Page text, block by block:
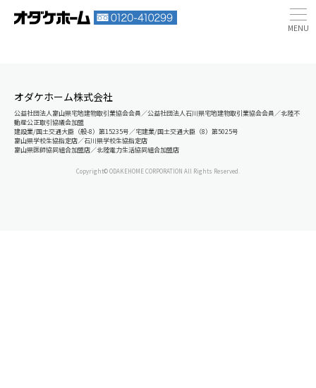
オダケホーム株式会社
公益社団法人富山県宅地建物取引業協会会員／公益社団法人石川県宅地建物取引業協会会員／北陸不
動産公正取引協議会加盟
建設業/国土交通大臣（般-8）第15235号／宅建業/国土交通大臣（8）第5025号
富山県学校生協指定店／石川県学校生協指定店
富山県医師協同組合加盟店／北陸電力生活協同組合加盟店
Copyright© ODAKEHOME CORPORATION All Rights Reserved.